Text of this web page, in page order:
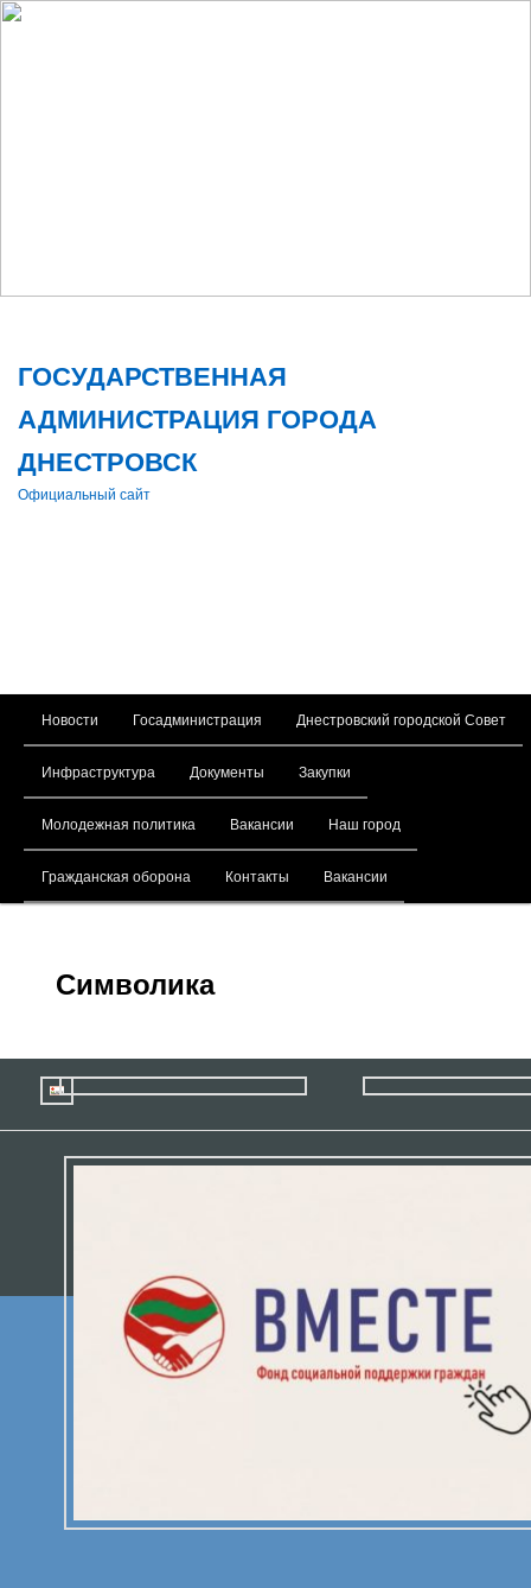
ГОСУДАРСТВЕННАЯ
АДМИНИСТРАЦИЯ ГОРОДА
ДНЕСТРОВСК
Официальный сайт
Перейти к основному содержимому
Новости Госадминистрация Днестровский городской Совет
Инфраструктура Документы Закупки
Молодежная политика Вакансии Наш город
Гражданская оборона Контакты Вакансии
Символика